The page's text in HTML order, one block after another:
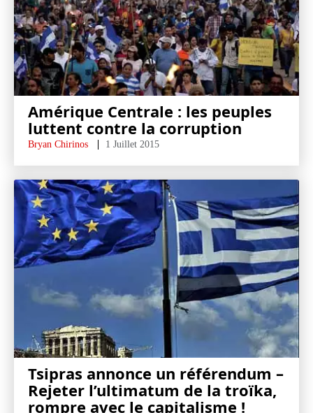
Amérique Centrale : les peuples
luttent contre la corruption
Bryan Chirinos 1 Juillet 2015
Tsipras annonce un référendum –
Rejeter l’ultimatum de la troïka,
rompre avec le capitalisme !